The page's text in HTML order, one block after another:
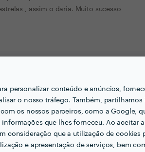
personalizar conteúdo e anúncios,
o nosso tráfego. Também,
os nossos parceiros, como a Google,
que lhes forneceu. Ao aceitar
consideração que a utilização de cookies
e apresentação de serviços, bem
, assim o daria. Muito sucesso